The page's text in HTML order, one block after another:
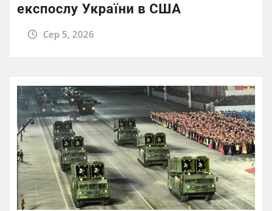
експослу України в США
Сер 5, 2026